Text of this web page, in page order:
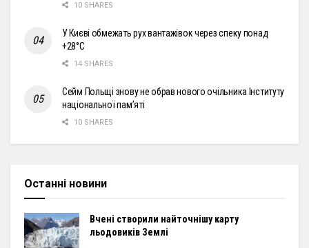
10 SHARES
У Києві обмежать рух вантажівок через спеку понад
+28°С
14 SHARES
Сейм Польщі знову не обрав нового очільника Інституту
національної пам’яті
10 SHARES
Останні новини
Вчені створили найточнішу карту
льодовиків Землі